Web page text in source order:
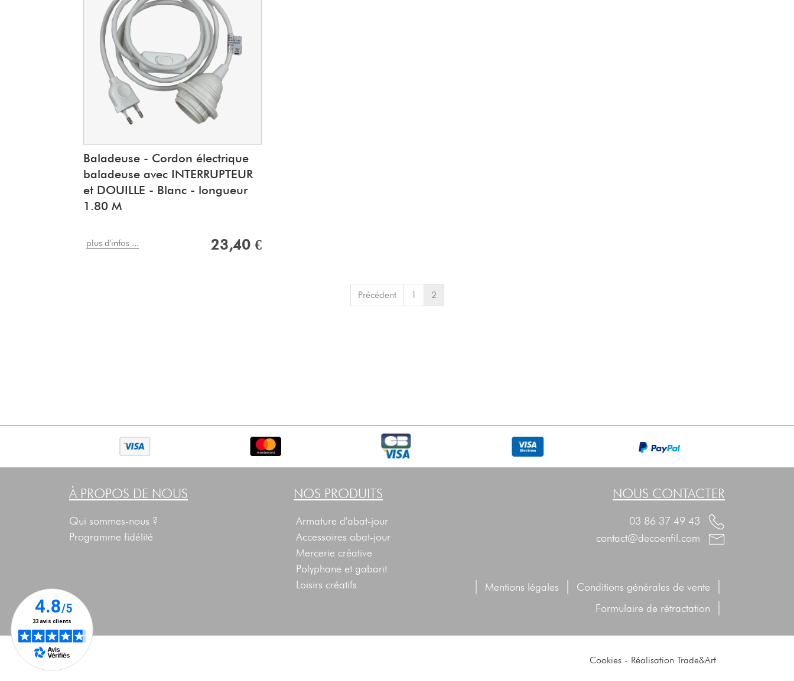
Baladeuse - Cordon électrique
baladeuse avec INTERRUPTEUR
et DOUILLE - Blanc - longueur
1.80 M
plus d'infos ... 23,40 €
Précédent 1 2
À PROPOS DE NOUS
Qui sommes-nous ?
Programme fidélité
NOS PRODUITS
Armature d'abat-jour
Accessoires abat-jour
Mercerie créative
Polyphane et gabarit
Loisirs créatifs
NOUS CONTACTER
03 86 37 49 43
contact@decoenfil.com
| Mentions légales | Conditions générales de vente |
Formulaire de rétractation |
Cookies - Réalisation Trade&Art